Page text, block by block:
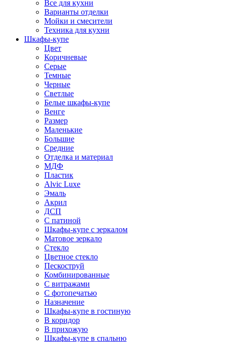
Все для кухни
Варианты отделки
Мойки и смесители
Техника для кухни
Шкафы-купе
Цвет
Коричневые
Серые
Темные
Черные
Светлые
Белые шкафы-купе
Венге
Размер
Маленькие
Большие
Средние
Отделка и материал
МДФ
Пластик
Alvic Luxe
Эмаль
Акрил
ДСП
С патиной
Шкафы-купе с зеркалом
Матовое зеркало
Стекло
Цветное стекло
Пескоструй
Комбинированные
С витражами
С фотопечатью
Назначение
Шкафы-купе в гостиную
В коридор
В прихожую
Шкафы-купе в спальню